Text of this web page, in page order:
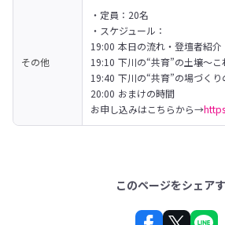
その他
・定員：20名
・スケジュール：
19:00 本日の流れ・登壇者紹介
19:10 下川の“共育”の土壌〜こ
19:40 下川の“共育”の場づく
20:00 おまけの時間
お申し込みはこちらから→
このページをシェア